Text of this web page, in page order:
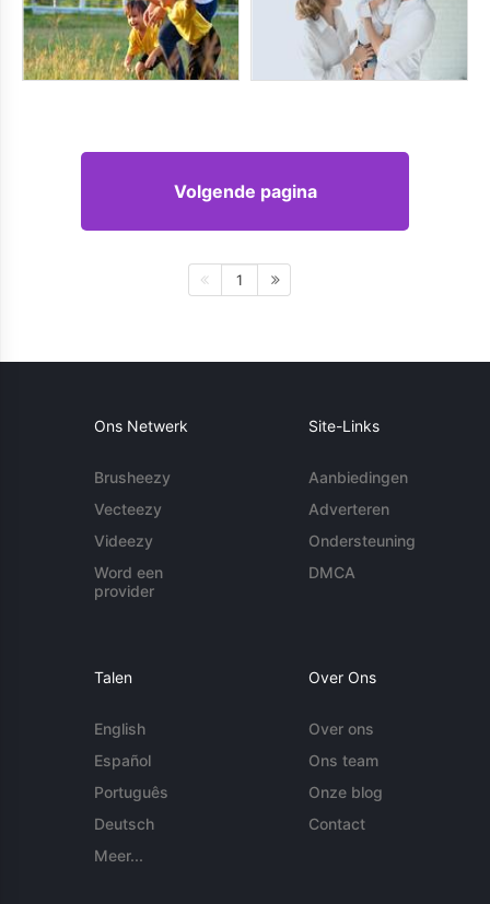
Volgende pagina
1
Ons Netwerk
Brusheezy
Vecteezy
Videezy
Word een
provider
Site-Links
Aanbiedingen
Adverteren
Ondersteuning
DMCA
Talen
English
Español
Português
Deutsch
Meer...
Over Ons
Over ons
Ons team
Onze blog
Contact